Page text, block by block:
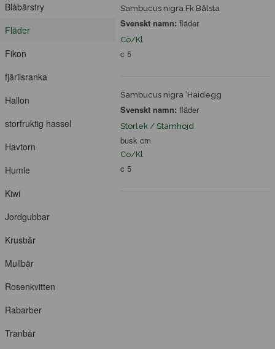
Blåbärstry
Fläder
Fikon
fjärilsranka
Hallon
storfruktig hassel
Havtorn
Humle
Kiwi
Jordgubbar
Krusbär
Mullbär
Rosenkvitten
Rabarber
Tranbär
Sambucus nigra Fk Bålsta
Svenskt namn: fläder
Co/Kl
c 5
Sambucus nigra ’Haidegg
Svenskt namn: fläder
Storlek / Stamhöjd
busk cm
Co/Kl
c 5